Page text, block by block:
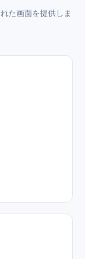
た画面を提供しま